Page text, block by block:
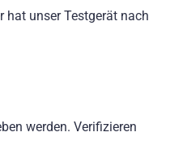
hat unser Testgerät nach
werden. Verifizieren